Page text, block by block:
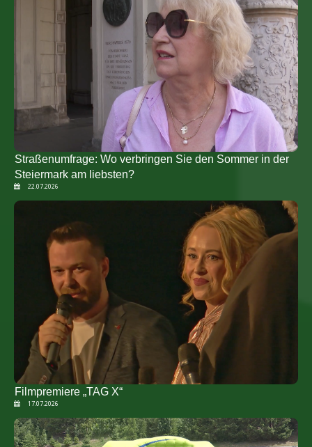
Straßenumfrage: Wo verbringen Sie den Sommer in der
Steiermark am liebsten?
22.07.2026
Filmpremiere „TAG X“
17.07.2026